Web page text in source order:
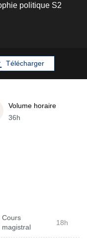
politique S2
Télécharger
Volume horaire
36h
Cours
magistral
18h